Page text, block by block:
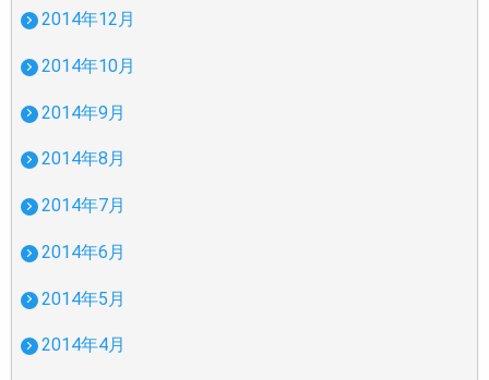
2014年12月
2014年10月
2014年9月
2014年8月
2014年7月
2014年6月
2014年5月
2014年4月